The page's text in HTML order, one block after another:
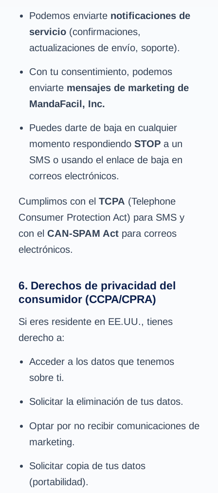
Podemos enviarte notificaciones de
servicio(confirmaciones,
actualizaciones de envío, soporte).
Con tu consentimiento, podemos
enviarte mensajes de marketing de
MandaFacil, Inc.
Puedes darte de baja en cualquier
momento respondiendo STOPa un
SMS o usando el enlace de baja en
correos electrónicos.
Cumplimos con el TCPA (Telephone
Consumer Protection Act) para SMS y
con el CAN-SPAM Act para correos
electrónicos.
6. Derechos de privacidad del
consumidor (CCPA/CPRA)
Si eres residente en EE.UU., tienes
derecho a:
Acceder a los datos que tenemos
sobre ti.
Solicitar la eliminación de tus datos.
Optar por no recibir comunicaciones de
marketing.
Solicitar copia de tus datos
(portabilidad).